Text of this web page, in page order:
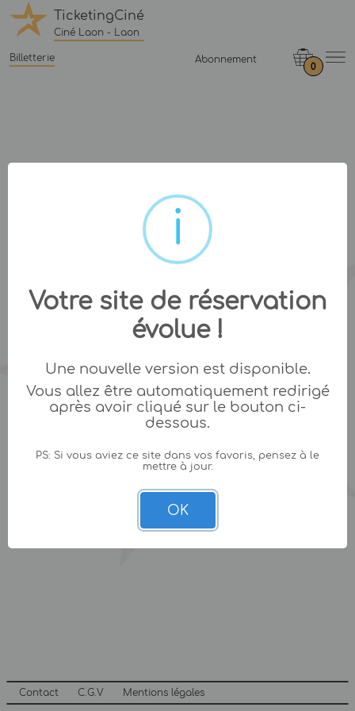
TicketingCiné
Ciné Laon - Laon
Billetterie Abonnement
0
Contact C.G.V Mentions légales
Votre site de réservation
évolue !
Une nouvelle version est disponible.
Vous allez être automatiquement redirigé
après avoir cliqué sur le bouton ci-
dessous.
PS: Si vous aviez ce site dans vos favoris, pensez à le
mettre à jour.
OK